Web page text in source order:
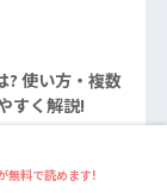
? 使い方・複数
すく解説!
料で読めます!